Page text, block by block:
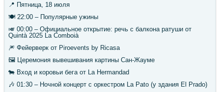
📍 Пятница, 18 июля
🍽 22:00 – Популярные ужины
🎺 00:00 – Официальное открытие: речь с балкона ратуши от
Quintà 2025 La Comboià
🎆 Фейерверк от Piroevents by Ricasa
🖼 Церемония вывешивания картины Сан-Жауме
🐄 Вход и коровьи бега от La Hermandad
🎶 01:30 – Ночной концерт с оркестром La Pato (у здания El Prado)